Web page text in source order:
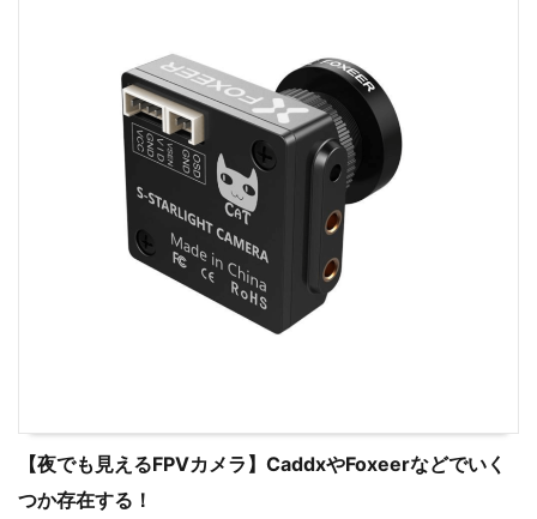
【夜でも見えるFPVカメラ】CaddxやFoxeerなどでいく
つか存在する！